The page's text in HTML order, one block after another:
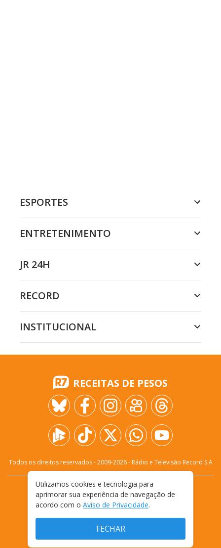
ESPORTES
ENTRETENIMENTO
JR 24H
RECORD
INSTITUCIONAL
RECEITAS DE PESOS
Todos os direitos reservados - 2009-2026- Rádio e Televisão Record S.A
FALE CONOSCO
PRIVACIDADE
TERMOS E CONDIÇÕES DE USO
Utilizamos cookies e tecnologia para
aprimorar sua experiência de navegação de
acordo com o Aviso de Privacidade.
FECHAR